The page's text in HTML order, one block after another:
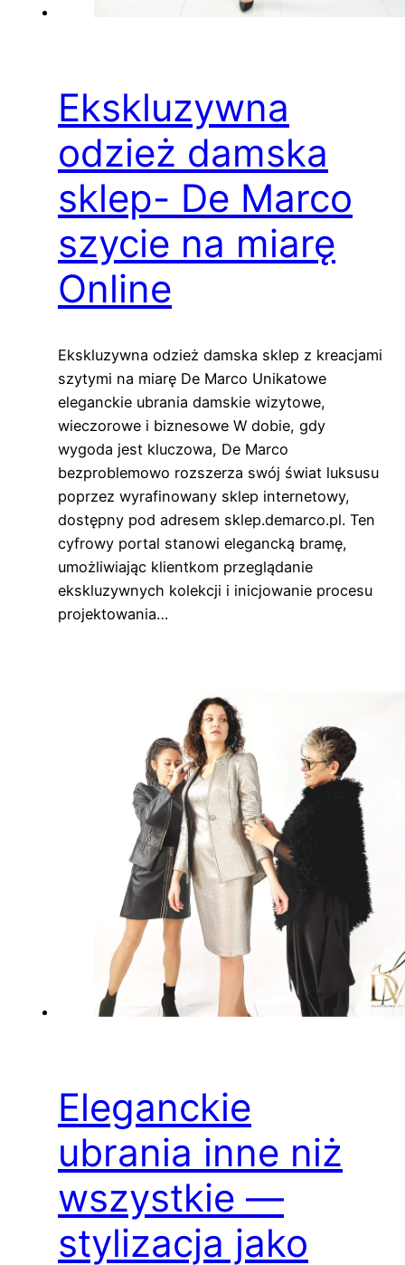
Ekskluzywna
odzież damska
sklep- De Marco
szycie na miarę
Online
Ekskluzywna odzież damska sklep z kreacjami
szytymi na miarę De Marco Unikatowe
eleganckie ubrania damskie wizytowe,
wieczorowe i biznesowe W dobie, gdy
wygoda jest kluczowa, De Marco
bezproblemowo rozszerza swój świat luksusu
poprzez wyrafinowany sklep internetowy,
dostępny pod adresem sklep.demarco.pl. Ten
cyfrowy portal stanowi elegancką bramę,
umożliwiając klientkom przeglądanie
ekskluzywnych kolekcji i inicjowanie procesu
projektowania…
Eleganckie
ubrania inne niż
wszystkie —
stylizacja jako